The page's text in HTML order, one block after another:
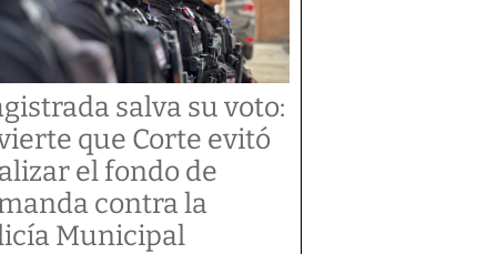
salva su voto:
que Corte evitó
el fondo de
contra la
Municipal